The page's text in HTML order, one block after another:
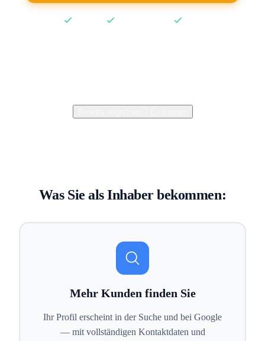
Was Sie als Inhaber bekommen:
Mehr Kunden finden Sie
Ihr Profil erscheint in der Suche und bei Google
— mit vollständigen Kontaktdaten und